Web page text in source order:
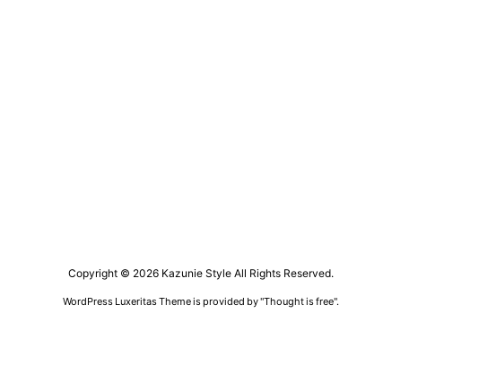
Copyright © 2026 Kazunie Style All Rights Reserved.
WordPress Luxeritas Theme is provided by "Thought is free".